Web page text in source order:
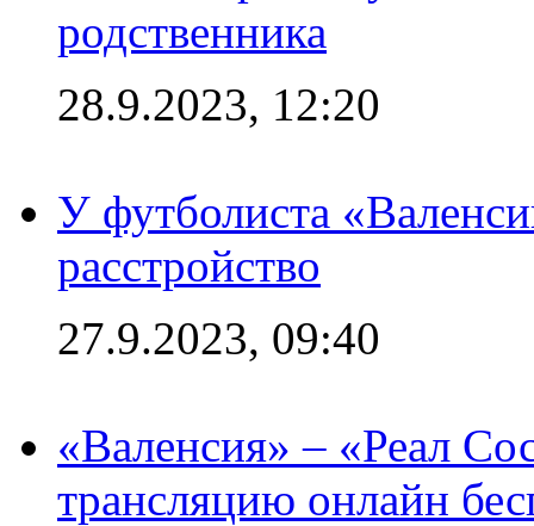
родственника
28.9.2023, 12:20
У футболиста
расстройство
27.9.2023, 09:40
«Валенсия» – «Реал
трансляцию онлайн